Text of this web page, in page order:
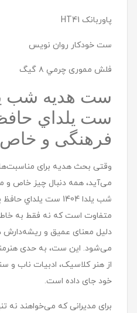
پاوربانک HT41
ست خودكار روان نويس
فلش مموری چرمي ٨ گيگ
ست يلداي
فرهنگی و خاص
وقتی بحث هدیه برای
می‌آید، همه دنبال چیز خاص
شب یلدا 1404 ست
متفاوت است که نه فقط به
دلیل معنای عمیق و ریشه‌دارش
می‌شود. این ست، به حدی
از هنر کلاسیک، ادبیات ناب و
خود جای داده است.
برای مدیرانی که می‌خواهند نه